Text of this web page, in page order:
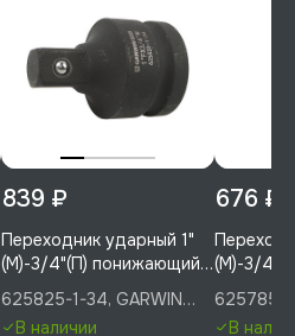
839 ₽
Переходник ударный 1"
(М)-3/4"(П) понижающий,
GARWIN PRO, 625825-1-
34
625825-1-34, GARWIN
PROВ наличии
676 ₽
(М)-3/
GARWIN
34
625785-
PRO
В